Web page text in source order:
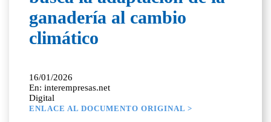
ganadería al cambio
climático
16/01/2026
En: interempresas.net
Digital
ENLACE AL DOCUMENTO ORIGINAL >